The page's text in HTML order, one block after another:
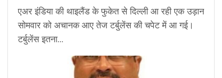
एअर इंडिया की थाइलैंड के फुकेत से दिल्ली आ रही एक उड़ान
सोमवार को अचानक आए तेज टर्बुलेंस की चपेट में आ गई।
टर्बुलेंस इतना...